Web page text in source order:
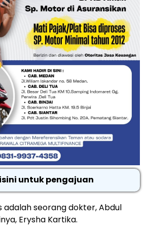
untuk pengajuan
adalah seorang dokter, Abdul
Erysha Kartika.